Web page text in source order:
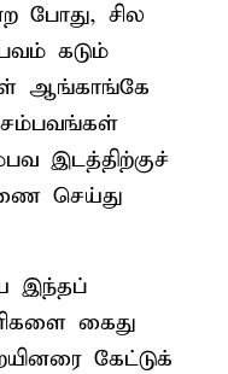
போது, சில
கடும்
ஆங்காங்கே
சம்பவங்கள்
இடத்திற்குச்
செய்து
இந்தப்
கைது
கேட்டுக்